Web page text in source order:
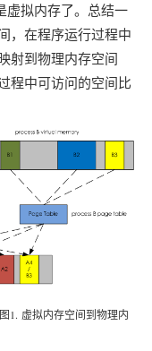
拟内存了。总结一
，在程序运行过程中
射到物理内存空间
程中可访问的空间比
图1. 虚拟内存空间到物理内